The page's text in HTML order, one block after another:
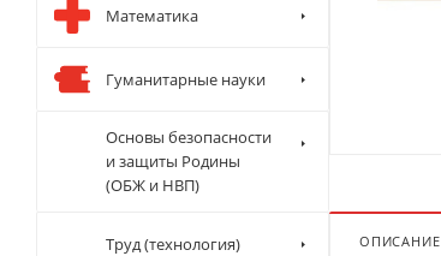
ОПИСАНИЕ
Математика
Гуманитарные науки
Основы безопасности
и защиты Родины
(ОБЖ и НВП)
Труд (технология)